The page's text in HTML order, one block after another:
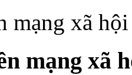
mạng xã hội
mạng xã